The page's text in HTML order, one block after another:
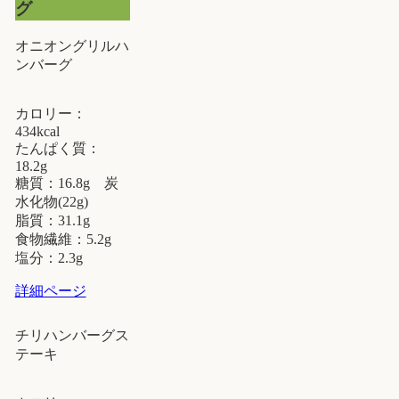
グ
オニオングリルハ
ンバーグ
カロリー：
434kcal
たんぱく質：
18.2g
糖質：16.8g 炭
水化物(22g)
脂質：31.1g
食物繊維：5.2g
塩分：2.3g
詳細ページ
チリハンバーグス
テーキ